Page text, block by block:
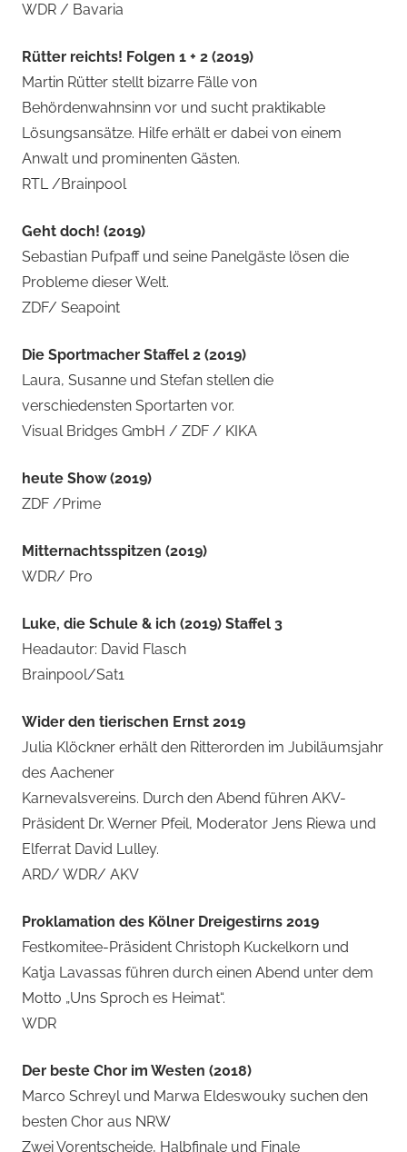
WDR / Bavaria
Rütter reichts! Folgen 1 + 2 (2019)
Martin Rütter stellt bizarre Fälle von
Behördenwahnsinn vor und sucht praktikable
Lösungsansätze. Hilfe erhält er dabei von einem
Anwalt und prominenten Gästen.
RTL /Brainpool
Geht doch! (2019)
Sebastian Pufpaff und seine Panelgäste lösen die
Probleme dieser Welt.
ZDF/ Seapoint
Die Sportmacher Staffel 2 (2019)
Laura, Susanne und Stefan stellen die
verschiedensten Sportarten vor.
Visual Bridges GmbH / ZDF / KIKA
heute Show (2019)
ZDF /Prime
Mitternachtsspitzen (2019)
WDR/ Pro
Luke, die Schule & ich (2019) Staffel 3
Headautor: David Flasch
Brainpool/Sat1
Wider den tierischen Ernst 2019
Julia Klöckner erhält den Ritterorden im Jubiläumsjahr
des Aachener
Karnevalsvereins. Durch den Abend führen AKV-
Präsident Dr. Werner Pfeil, Moderator Jens Riewa und
Elferrat David Lulley.
ARD/ WDR/ AKV
Proklamation des Kölner Dreigestirns 2019
Festkomitee-Präsident Christoph Kuckelkorn und
Katja Lavassas führen durch einen Abend unter dem
Motto „Uns Sproch es Heimat“.
WDR
Der beste Chor im Westen (2018)
Marco Schreyl und Marwa Eldeswouky suchen den
besten Chor aus NRW
Zwei Vorentscheide, Halbfinale und Finale